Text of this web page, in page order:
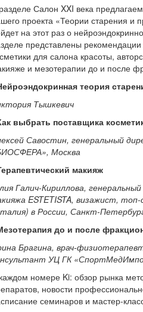
Салон XXI века
проекта «Теории старения и
на этот раз о
представлены
для салона красоты,
и мезотерапии до и после
теория
Тышкевич
выбрать поставщика
Савостин, генеральный
Москва
макияж
Галич-Кириллова,
ESTETISTA, визажист,
в России, Санкт-
до и после
Брагина, врач-
УЦ ГК
номере Ki: обзор рынка
новости
семинаров и мастер-